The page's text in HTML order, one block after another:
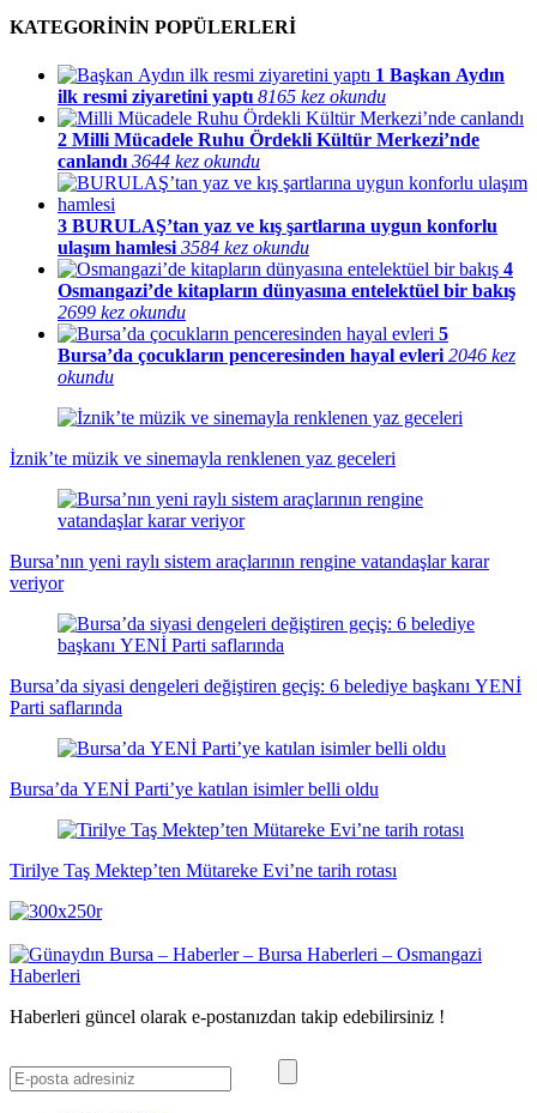
KATEGORİNİN POPÜLERLERİ
1 Başkan Aydın
ilk resmi ziyaretini yaptı 8165 kez okundu
2 Milli Mücadele Ruhu Ördekli Kültür Merkezi’nde
canlandı 3644 kez okundu
3 BURULAŞ’tan yaz ve kış şartlarına uygun konforlu
ulaşım hamlesi 3584 kez okundu
4
Osmangazi’de kitapların dünyasına entelektüel bir bakış
2699 kez okundu
5
Bursa’da çocukların penceresinden hayal evleri 2046 kez
okundu
İznik’te müzik ve sinemayla renklenen yaz geceleri
Bursa’nın yeni raylı sistem araçlarının rengine vatandaşlar karar
veriyor
Bursa’da siyasi dengeleri değiştiren geçiş: 6 belediye başkanı YENİ
Parti saflarında
Bursa’da YENİ Parti’ye katılan isimler belli oldu
Tirilye Taş Mektep’ten Mütareke Evi’ne tarih rotası
Haberleri güncel olarak e-postanızdan takip edebilirsiniz !